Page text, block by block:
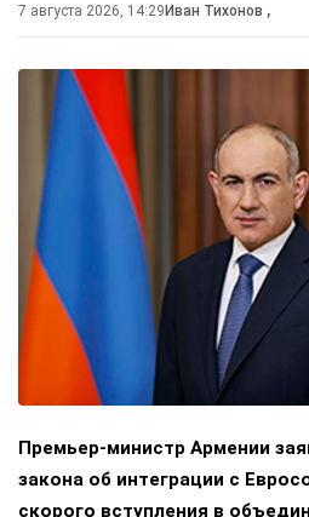
7 августа 2026, 14:29Иван Тихонов ,
Премьер-министр Армении
закона об интеграции с
скорого вступления в